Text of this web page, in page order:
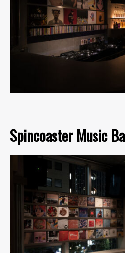
Spincoaster Music